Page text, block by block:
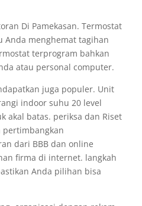
Di Pamekasan. Termostat
Anda menghemat tagihan
terprogram bahkan
atau personal computer.
juga populer. Unit
indoor suhu 20 level
akal batas. periksa dan Riset
pertimbangkan
dari BBB dan online
firma di internet. langkah
Anda pilihan bisa